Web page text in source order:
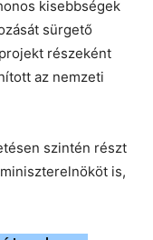
kisebbségek
sürgető
részeként
az nemzeti
szintén részt
is,